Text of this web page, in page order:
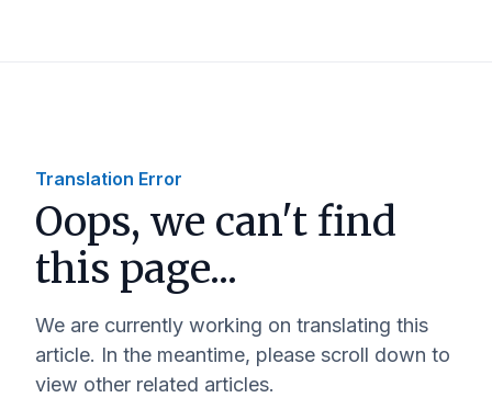
Translation Error
Oops, we can't find
this page...
We are currently working on translating this
article. In the meantime, please scroll down to
view other related articles.